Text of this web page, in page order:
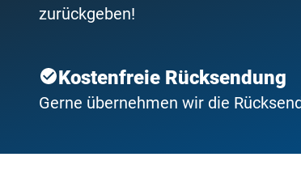
zurückgeben!
Kostenfreie Rücksendung
Gerne übernehmen wir die